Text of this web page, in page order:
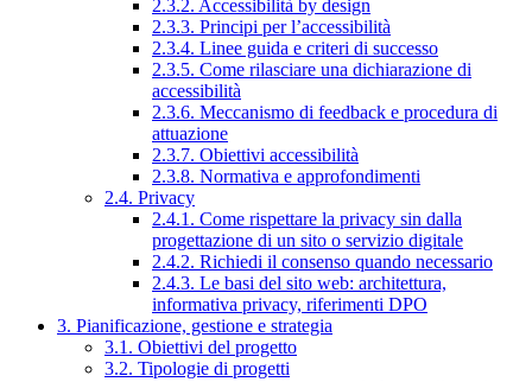
2.3.2. Accessibilità by design
2.3.3. Principi per l’accessibilità
2.3.4. Linee guida e criteri di successo
2.3.5. Come rilasciare una dichiarazione di
accessibilità
2.3.6. Meccanismo di feedback e procedura di
attuazione
2.3.7. Obiettivi accessibilità
2.3.8. Normativa e approfondimenti
2.4. Privacy
2.4.1. Come rispettare la privacy sin dalla
progettazione di un sito o servizio digitale
2.4.2. Richiedi il consenso quando necessario
2.4.3. Le basi del sito web: architettura,
informativa privacy, riferimenti DPO
3. Pianificazione, gestione e strategia
3.1. Obiettivi del progetto
3.2. Tipologie di progetti